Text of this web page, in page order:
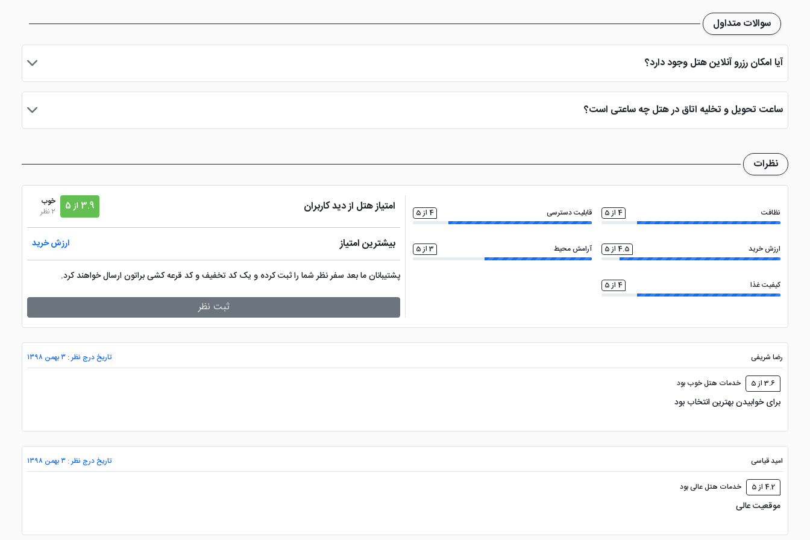
سوالات متداول
آیا امکان رزرو آنلاین هتل وجود دارد؟
بله، با انتخاب تاریخ ورود و خروج، نوع اتاق و تعداد نفرات می توانید پس از پرداخت در درگاه بانکی، رزرو آنلاین خود را نهایی و واچر هتل را دریافت نمایید.
ساعت تحویل و تخلیه اتاق در هتل چه ساعتی است؟
ساعت تحویل اتاق ساعت 2 بعد از ظهر و ساعت تخلیه اتاق 12 ظهر می باشد
نظرات
نظافت 4 از 5 قابلیت دسترسی 4 از 5
ارزش خرید 4.5 از 5 آرامش محیط 3 از 5
کیفیت غذا 4 از 5
امتیاز هتل از دید کاربران 3.9 از 5
خوب
2 نظر
بیشترین امتیاز ارزش خرید
پشتیبانان ما بعد سفر نظر شما را ثبت کرده و یک کد تخفیف و کد قرعه کشی براتون ارسال خواهند کرد.
ثبت نظر
رضا شریفی تاریخ درج نظر : ۳ بهمن ۱۳۹۸
3.6 از 5 خدمات هتل خوب بود
برای خوابیدن بهترین انتخاب بود
امید قیاسی تاریخ درج نظر : ۳ بهمن ۱۳۹۸
4.2 از 5 خدمات هتل عالی بود
موقعیت عالی